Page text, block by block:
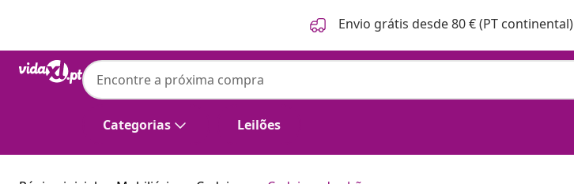
Envio grátis desde 80 € (PT continental)
Categorias Leilões